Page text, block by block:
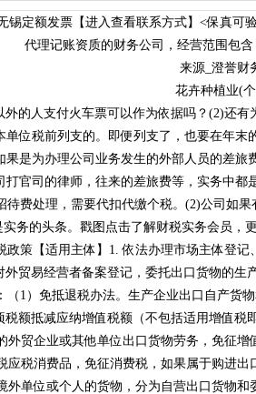
锡定额发票【进入查看联系方式】<保真可
代理记账资质的财务公司，经营范围包含
来源_澄誉财
花卉种植业(
外的人支付火车票可以作为依据吗？(2)还有
税前列支的。即便列支了，也要在年末
。如果是为办理公司业务发生的外部人员的差旅
司的律师，往来的差旅费等，实务中都
处理，需要代扣代缴个税。(2)公司如
实务的头条。戳图点击了解财税实务会员
策【适用主体】1. 依法办理市场主体登记
易经营者备案登记，委托出口货物的生
（1）免抵退税办法。生产企业出口自产
税额抵减应纳增值税额（不包括适用增值税即
的外贸企业或其他单位出口货物劳务，免征
应税消费品，免征消费税，如果属于购
单位或个人的货物，分为自营出口货物和